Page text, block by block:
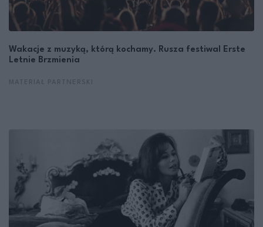
Wakacje z muzyką, którą kochamy. Rusza festiwal Erste
Letnie Brzmienia